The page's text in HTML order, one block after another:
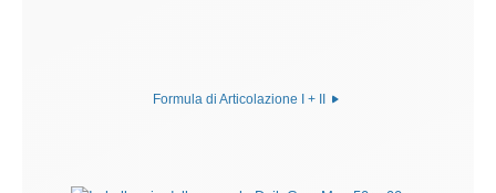
Formula di Articolazione I + II